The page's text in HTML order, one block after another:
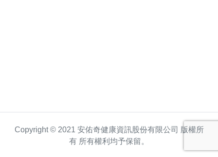
Copyright © 2021 安佑奇健康資訊股份有限公司 版權所
有 所有權利均予保留。